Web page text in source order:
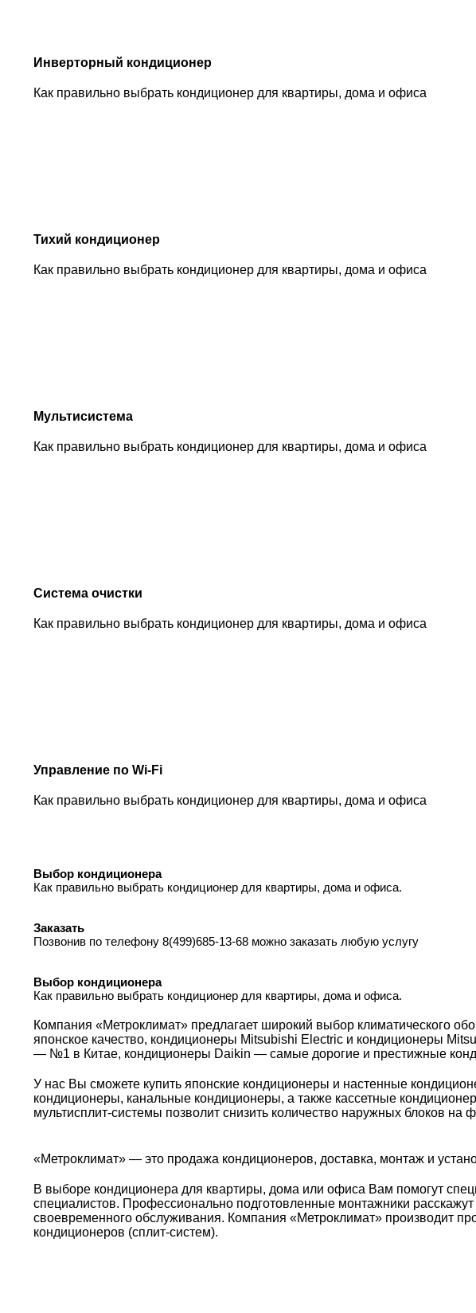
Инверторный кондиционер
Как правильно выбрать кондиционер для квартиры, дома и офиса
Тихий кондиционер
Как правильно выбрать кондиционер для квартиры, дома и офиса
Мультисистема
Как правильно выбрать кондиционер для квартиры, дома и офиса
Система очистки
Как правильно выбрать кондиционер для квартиры, дома и офиса
Управление по Wi-Fi
Как правильно выбрать кондиционер для квартиры, дома и офиса
Выбор кондиционера
Как правильно выбрать кондиционер для квартиры, дома и офиса.
Заказать
Позвонив по телефону 8(499)685-13-68 можно заказать любую услугу
Выбор кондиционера
Как правильно выбрать кондиционер для квартиры, дома и офиса.
Компания «Метроклимат» предлагает широкий выбор климатического
японское качество, кондиционеры Mitsubishi Electric и кондиционеры
— №1 в Китае, кондиционеры Daikin — самые дорогие и престижные
У нас Вы сможете купить японские кондиционеры и настенные
кондиционеры, канальные кондиционеры, а также кассетные
мультисплит-системы позволит снизить количество наружных блоков на
«Метроклимат» — это продажа кондиционеров, доставка, монтаж и
В выборе кондиционера для квартиры, дома или офиса Вам помогут
специалистов. Профессионально подготовленные монтажники
своевременного обслуживания. Компания «Метроклимат» производит
кондиционеров (сплит-систем).